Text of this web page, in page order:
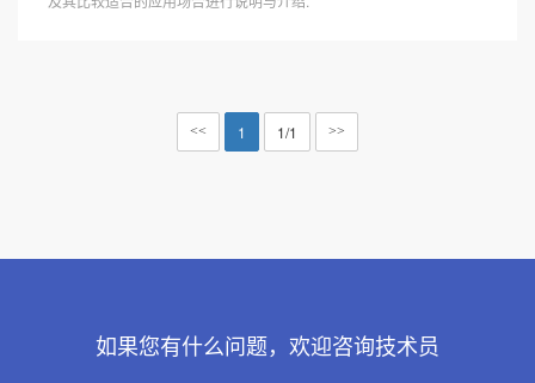
<< 1 1/1 >>
如果您有什么问题，欢迎咨询技术员